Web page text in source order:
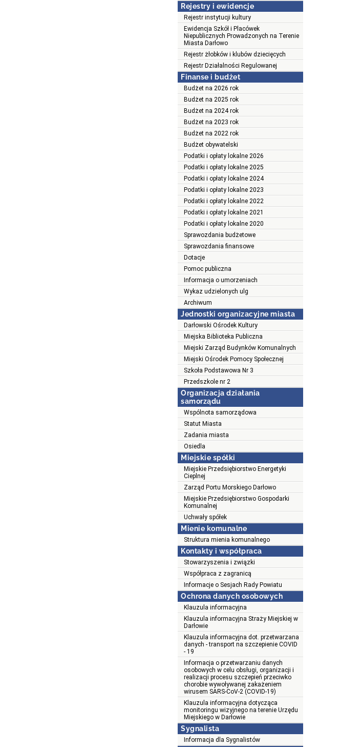
Rejestry i ewidencje
Rejestr instytucji kultury
Ewidencja Szkół i Placówek
Niepublicznych Prowadzonych na Terenie
Miasta Darłowo
Rejestr żłobków i klubów dziecięcych
Rejestr Działalności Regulowanej
Finanse i budżet
Budżet na 2026 rok
Budżet na 2025 rok
Budżet na 2024 rok
Budżet na 2023 rok
Budżet na 2022 rok
Budżet obywatelski
Podatki i opłaty lokalne 2026
Podatki i opłaty lokalne 2025
Podatki i opłaty lokalne 2024
Podatki i opłaty lokalne 2023
Podatki i opłaty lokalne 2022
Podatki i opłaty lokalne 2021
Podatki i opłaty lokalne 2020
Sprawozdania budżetowe
Sprawozdania finansowe
Dotacje
Pomoc publiczna
Informacja o umorzeniach
Wykaz udzielonych ulg
Archiwum
Jednostki organizacyjne miasta
Darłowski Ośrodek Kultury
Miejska Biblioteka Publiczna
Miejski Zarząd Budynków Komunalnych
Miejski Ośrodek Pomocy Społecznej
Szkoła Podstawowa Nr 3
Przedszkole nr 2
Organizacja działania
samorządu
Wspólnota samorządowa
Statut Miasta
Zadania miasta
Osiedla
Miejskie spółki
Miejskie Przedsiębiorstwo Energetyki
Cieplnej
Zarząd Portu Morskiego Darłowo
Miejskie Przedsiębiorstwo Gospodarki
Komunalnej
Uchwały spółek
Mienie komunalne
Struktura mienia komunalnego
Kontakty i współpraca
Stowarzyszenia i związki
Współpraca z zagranicą
Informacje o Sesjach Rady Powiatu
Ochrona danych osobowych
Klauzula informacyjna
Klauzula informacyjna Straży Miejskiej w
Darłowie
Klauzula informacyjna dot. przetwarzana
danych - transport na szczepienie COVID
- 19
Informacja o przetwarzaniu danych
osobowych w celu obsługi, organizacji i
realizacji procesu szczepień przeciwko
chorobie wywoływanej zakażeniem
wirusem SARS-CoV-2 (COVID-19)
Klauzula informacyjna dotycząca
monitoringu wizyjnego na terenie Urzędu
Miejskiego w Darłowie
Sygnalista
Informacja dla Sygnalistów